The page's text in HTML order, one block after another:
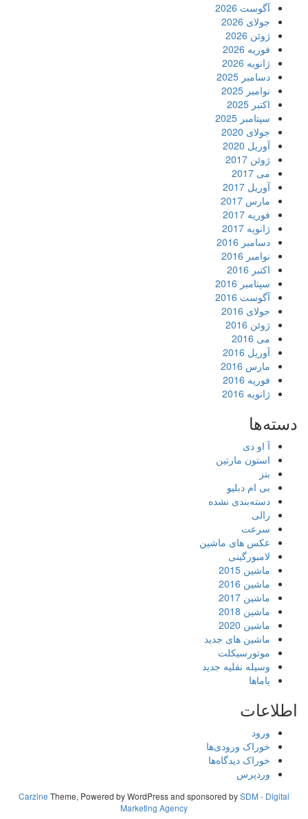
آگوست 2026
جولای 2026
ژوئن 2026
فوریه 2026
ژانویه 2026
دسامبر 2025
نوامبر 2025
اکتبر 2025
سپتامبر 2025
جولای 2020
آوریل 2020
ژوئن 2017
می 2017
آوریل 2017
مارس 2017
فوریه 2017
ژانویه 2017
دسامبر 2016
نوامبر 2016
اکتبر 2016
سپتامبر 2016
آگوست 2016
جولای 2016
ژوئن 2016
می 2016
آوریل 2016
مارس 2016
فوریه 2016
ژانویه 2016
دسته‌ها
آ او دی
استون مارتین
بنز
بی ام دبلیو
دسته‌بندی نشده
رالی
سرعت
عکس های ماشین
لامبورگینی
ماشین 2015
ماشین 2016
ماشین 2017
ماشین 2018
ماشین 2020
ماشین های جدید
موتورسیکلت
وسیله نقلیه جدید
یاماها
اطلاعات
ورود
خوراک ورودی‌ها
خوراک دیدگاه‌ها
وردپرس
CarzineTheme, Powered by WordPress and sponsored bySDM - Digital
Marketing Agency